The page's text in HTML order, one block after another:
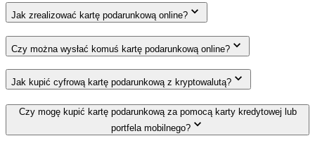
Jak zrealizować kartę podarunkową online?
Czy można wysłać komuś kartę podarunkową online?
Jak kupić cyfrową kartę podarunkową z kryptowalutą?
Czy mogę kupić kartę podarunkową za pomocą karty kredytowej lub
portfela mobilnego?